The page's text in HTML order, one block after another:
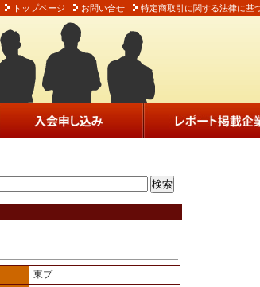
トップページ お問い合せ 特定商取引に関する法律に基
東プ